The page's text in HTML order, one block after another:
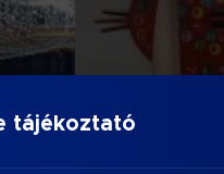
tájékoztató